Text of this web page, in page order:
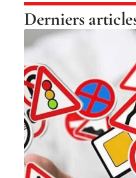
Derniers